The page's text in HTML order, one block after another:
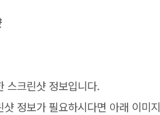
스크린샷 정보입니다.
정보가 필요하시다면 아래 이미지